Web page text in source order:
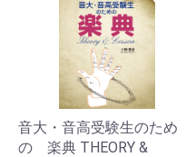
音大・音高受験生のため
の 楽典 THEORY &